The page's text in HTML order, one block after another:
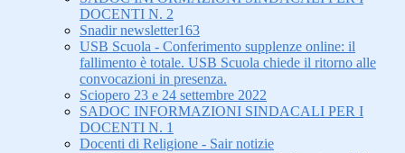
DOCENTI N. 2
Snadir newsletter163
USB Scuola - Conferimento supplenze online: il
fallimento è totale. USB Scuola chiede il ritorno alle
convocazioni in presenza.
Sciopero 23 e 24 settembre 2022
SADOC INFORMAZIONI SINDACALI PER I
DOCENTI N. 1
Docenti di Religione - Sair notizie